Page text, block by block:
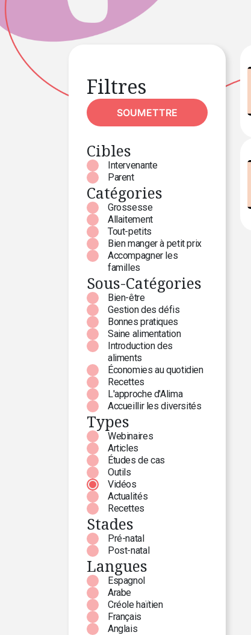
Filtres
SOUMETTRE
Cibles
Intervenante
Parent
Catégories
Grossesse
Allaitement
Tout-petits
Bien manger à petit prix
Accompagner les
familles
Sous-Catégories
Bien-être
Gestion des défis
Bonnes pratiques
Saine alimentation
Introduction des
aliments
Économies au quotidien
Recettes
L'approche d'Alima
Accueillir les diversités
Types
Webinaires
Articles
Études de cas
Outils
Vidéos
Actualités
Recettes
Stades
Pré-natal
Post-natal
Langues
Espagnol
Arabe
Créole haïtien
Français
Anglais